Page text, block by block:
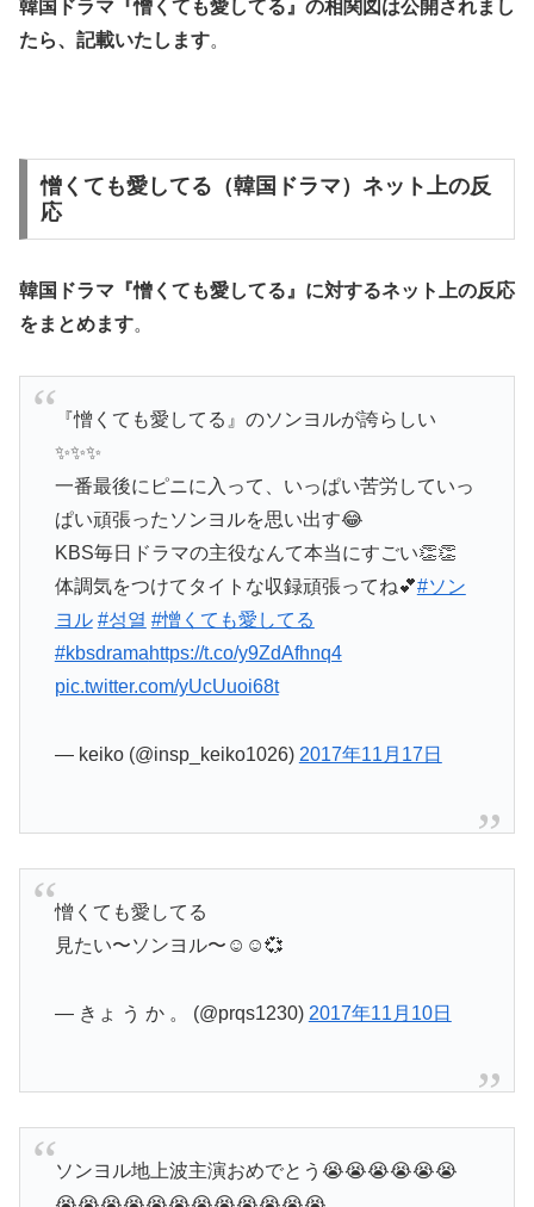
韓国ドラマ『憎くても愛してる』の相関図 は公開されまし
たら、記載いたします。
憎くても愛してる（韓国ドラマ）ネット上の反
応
韓国ドラマ『憎くても愛してる』に対するネット上の反応
をまとめます。
『憎くても愛してる』のソンヨルが誇らしい
✨✨✨
一番最後にピニに入って、いっぱい苦労していっ
ぱい頑張ったソンヨルを思い出す😂
KBS毎日ドラマの主役なんて本当にすごい👏👏
体調気をつけてタイトな収録頑張ってね💕#ソン
ヨル #성열 #憎くても愛してる
#kbsdramahttps://t.co/y9ZdAfhnq4
pic.twitter.com/yUcUuoi68t
— keiko (@insp_keiko1026) 2017年11月17日
憎くても愛してる
見たい〜ソンヨル〜☺️☺️💞
— きょ う か 。 (@prqs1230) 2017年11月10日
ソンヨル地上波主演おめでとう😭😭😭😭😭😭